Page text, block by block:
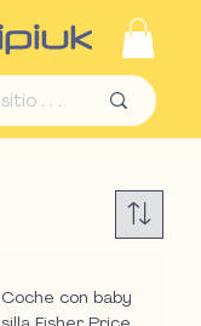
Coche con baby